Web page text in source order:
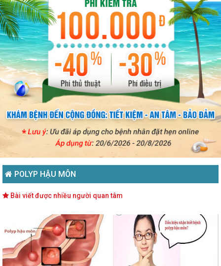
POLYP HẬU MÔN
Bài viết được nhiều người quan tâm